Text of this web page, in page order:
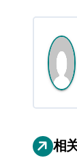
章
导
航
相